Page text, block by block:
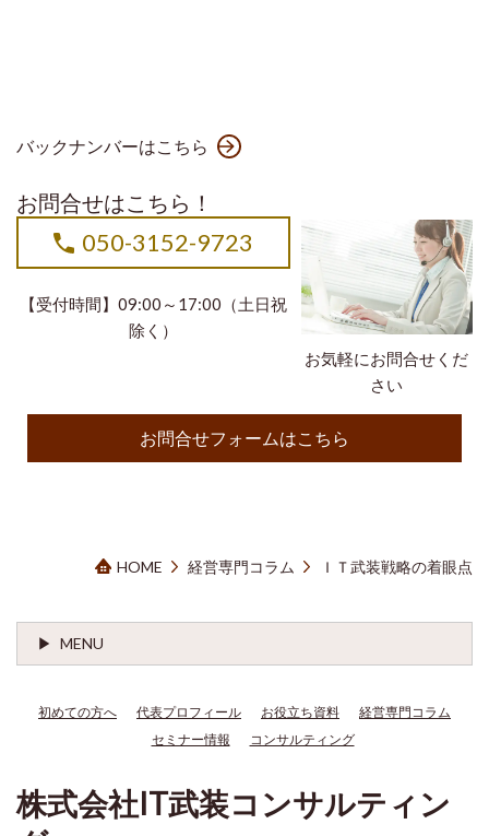
バックナンバーはこちら
お問合せはこちら！
お気軽にお問合せくだ
さい
050-3152-9723
【受付時間】09:00～17:00（土日祝
除く）
お問合せフォームはこちら
HOME 経営専門コラム ＩＴ武装戦略の着眼点
MENU
初めての方へ 代表プロフィール お役立ち資料
経営専門コラム
セミナー情報
コンサルティング
株式会社IT武装コンサルティン